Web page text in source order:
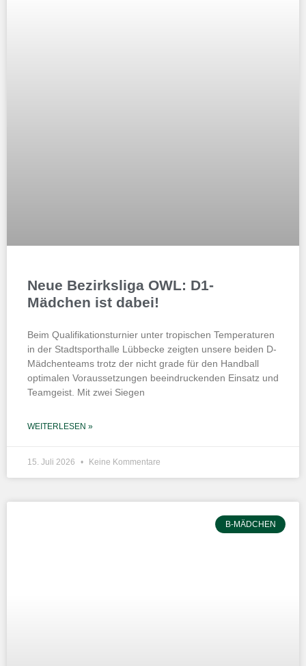
Neue Bezirksliga OWL: D1-
Mädchen ist dabei!
Beim Qualifikationsturnier unter tropischen Temperaturen
in der Stadtsporthalle Lübbecke zeigten unsere beiden D-
Mädchenteams trotz der nicht grade für den Handball
optimalen Voraussetzungen beeindruckenden Einsatz und
Teamgeist. Mit zwei Siegen
WEITERLESEN »
15. Juli 2026 Keine Kommentare
B-MÄDCHEN